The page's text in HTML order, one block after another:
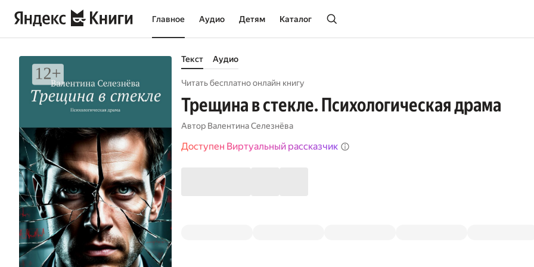
Главное Аудио Детям Каталог
Текст Аудио
Читать бесплатно онлайн книгу
Трещина в стекле. Психологическая драма
Автор Валентина Селезнёва
Доступен Виртуальный рассказчик